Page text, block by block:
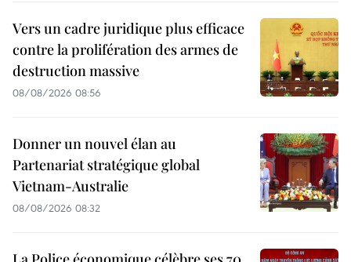
Vers un cadre juridique plus efficace
contre la prolifération des armes de
destruction massive
08/08/2026 08:56
Donner un nouvel élan au
Partenariat stratégique global
Vietnam-Australie
08/08/2026 08:32